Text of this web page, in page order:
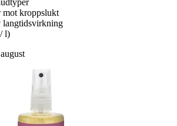
mot kroppslukt
langtidsvirkning
l)